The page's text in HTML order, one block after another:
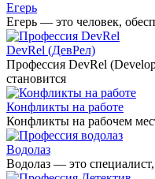
Егерь
Егерь — это человек,
DevRel (ДевРел)
Профессия DevRel
становится
Конфликты на работе
Конфликты на рабочем
Водолаз
Водолаз — это